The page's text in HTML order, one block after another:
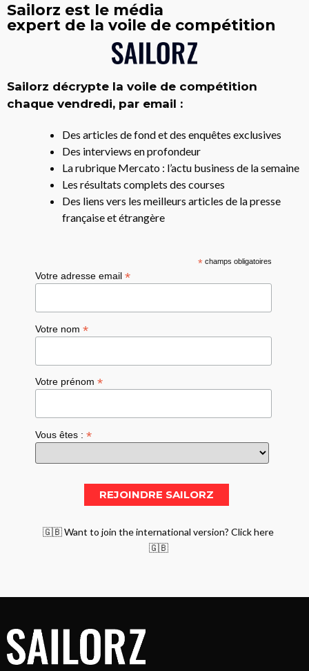
Sailorz est le média
expert de la voile de compétition
Sailorz décrypte la voile de compétition
chaque vendredi, par email :
Des articles de fond et des enquêtes exclusives
Des interviews en profondeur
La rubrique Mercato : l’actu business de la semaine
Les résultats complets des courses
Des liens vers les meilleurs articles de la presse
française et étrangère
*champs obligatoires
Votre adresse email*
Votre nom*
Votre prénom*
Vous êtes :*
🇬🇧 Want to join the international version? Click here
🇬🇧